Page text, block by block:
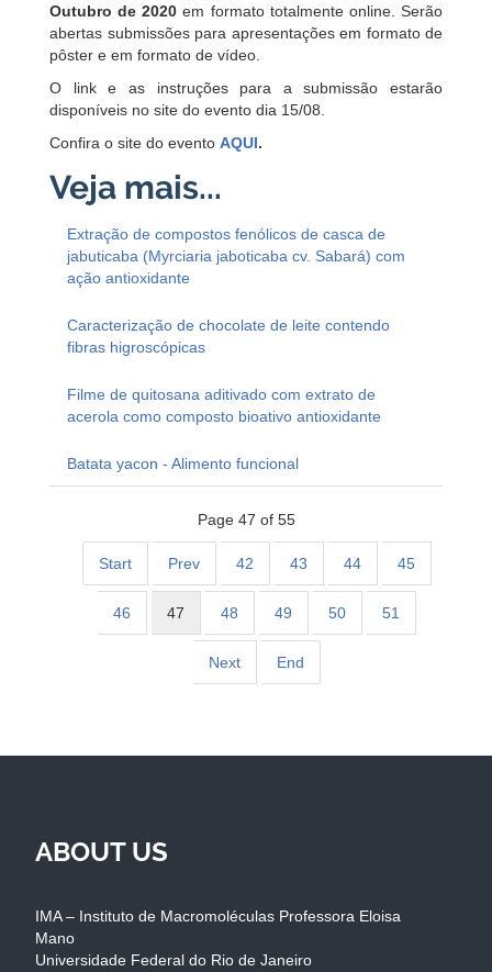
Outubro de 2020 em formato totalmente online. Serão
abertas submissões para apresentações em formato de
pôster e em formato de vídeo.
O link e as instruções para a submissão estarão
disponíveis no site do evento dia 15/08.
Confira o site do evento AQUI.
Extração de compostos fenólicos de casca de
jabuticaba (Myrciaria jaboticaba cv. Sabará) com
ação antioxidante
Caracterização de chocolate de leite contendo
fibras higroscópicas
Filme de quitosana aditivado com extrato de
acerola como composto bioativo antioxidante
Batata yacon - Alimento funcional
Page 47 of 55
Start Prev 42 43 44 45
46 47 48 49 50 51
Next End
ABOUT US
IMA – Instituto de Macromoléculas Professora Eloisa
Mano
Universidade Federal do Rio de Janeiro